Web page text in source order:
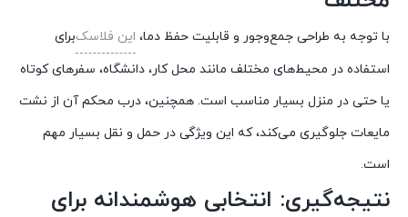
با توجه به طراحی جمع‌وجور و قابلیت حفظ دما، این فلاسکبرای
استفاده در محیط‌های مختلف مانند محلکار، دانشگاه، سفرهایکوتاه
یا حتی در منزل بسیار مناسب است. همچنین، درب محکمآن از نشت
مایعات جلوگیری می‌کند،که این ویژگی در حمل و نقل بسیار مهم
است.
نتیجه‌گیری: انتخابی هوشمندانه برای